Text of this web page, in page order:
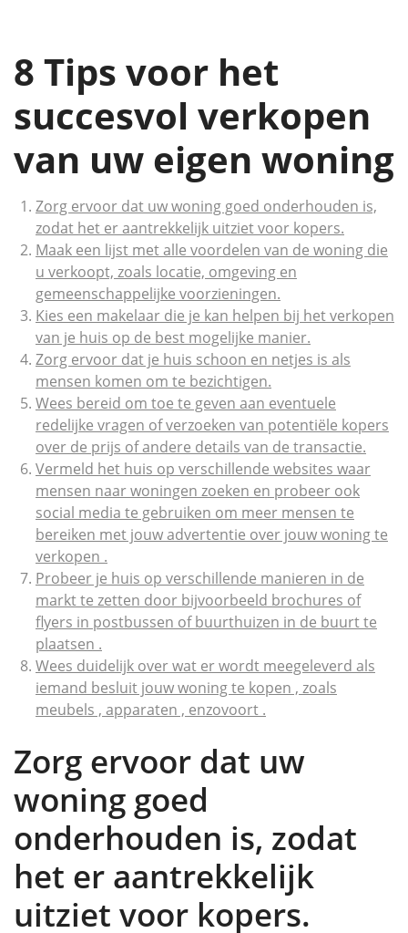
8 Tips voor het
succesvol verkopen
van uw eigen woning
Zorg ervoor dat uw woning goed onderhouden is,
zodat het er aantrekkelijk uitziet voor kopers.
Maak een lijst met alle voordelen van de woning die
u verkoopt, zoals locatie, omgeving en
gemeenschappelijke voorzieningen.
Kies een makelaar die je kan helpen bij het verkopen
van je huis op de best mogelijke manier.
Zorg ervoor dat je huis schoon en netjes is als
mensen komen om te bezichtigen.
Wees bereid om toe te geven aan eventuele
redelijke vragen of verzoeken van potentiële kopers
over de prijs of andere details van de transactie.
Vermeld het huis op verschillende websites waar
mensen naar woningen zoeken en probeer ook
social media te gebruiken om meer mensen te
bereiken met jouw advertentie over jouw woning te
verkopen .
Probeer je huis op verschillende manieren in de
markt te zetten door bijvoorbeeld brochures of
flyers in postbussen of buurthuizen in de buurt te
plaatsen .
Wees duidelijk over wat er wordt meegeleverd als
iemand besluit jouw woning te kopen , zoals
meubels , apparaten , enzovoort .
Zorg ervoor dat uw
woning goed
onderhouden is, zodat
het er aantrekkelijk
uitziet voor kopers.